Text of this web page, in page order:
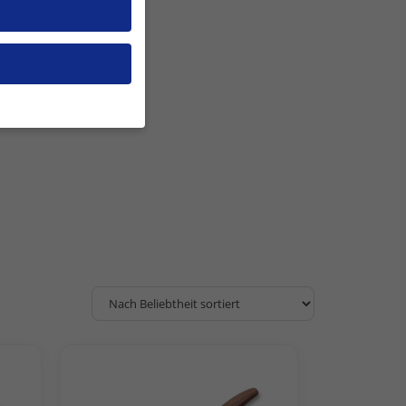
Kategorien
erforderlich.